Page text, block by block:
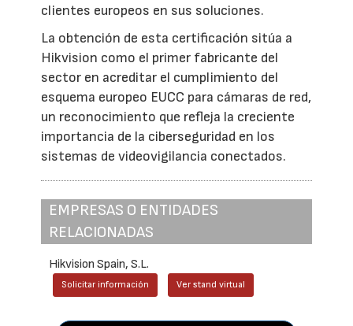
clientes europeos en sus soluciones.
La obtención de esta certificación sitúa a
Hikvision como el primer fabricante del
sector en acreditar el cumplimiento del
esquema europeo EUCC para cámaras de red,
un reconocimiento que refleja la creciente
importancia de la ciberseguridad en los
sistemas de videovigilancia conectados.
EMPRESAS O ENTIDADES
RELACIONADAS
Hikvision Spain, S.L.
Solicitar información Ver stand virtual